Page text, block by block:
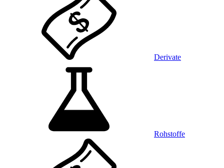
Derivate
Rohstoffe